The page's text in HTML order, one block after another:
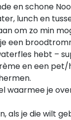
en schone
lunch en
om zo min
een
hebt –
en een
waarmee je
als je die wilt